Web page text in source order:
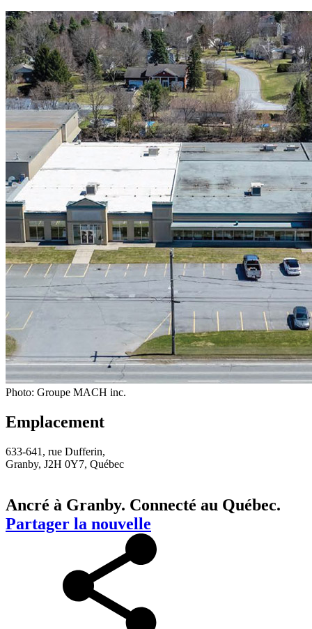
Photo: Groupe MACH inc.
Emplacement
633-641, rue Dufferin,
Granby, J2H 0Y7, Québec
Ancré à Granby. Connecté au Québec.
Partager la nouvelle